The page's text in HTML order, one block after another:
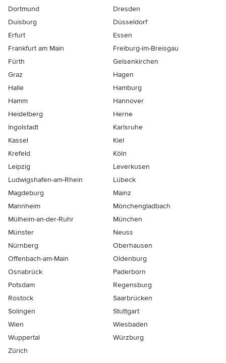
Dortmund
Dresden
Duisburg
Düsseldorf
Erfurt
Essen
Frankfurt am Main
Freiburg-im-Breisgau
Fürth
Gelsenkirchen
Graz
Hagen
Halle
Hamburg
Hamm
Hannover
Heidelberg
Herne
Ingolstadt
Karlsruhe
Kassel
Kiel
Krefeld
Köln
Leipzig
Leverkusen
Ludwigshafen-am-Rhein
Lübeck
Magdeburg
Mainz
Mannheim
Mönchen­gladbach
Mülheim-an-der-Ruhr
München
Münster
Neuss
Nürnberg
Oberhausen
Offenbach-am-Main
Oldenburg
Osnabrück
Paderborn
Potsdam
Regensburg
Rostock
Saarbrücken
Solingen
Stuttgart
Wien
Wiesbaden
Wuppertal
Würzburg
Zürich